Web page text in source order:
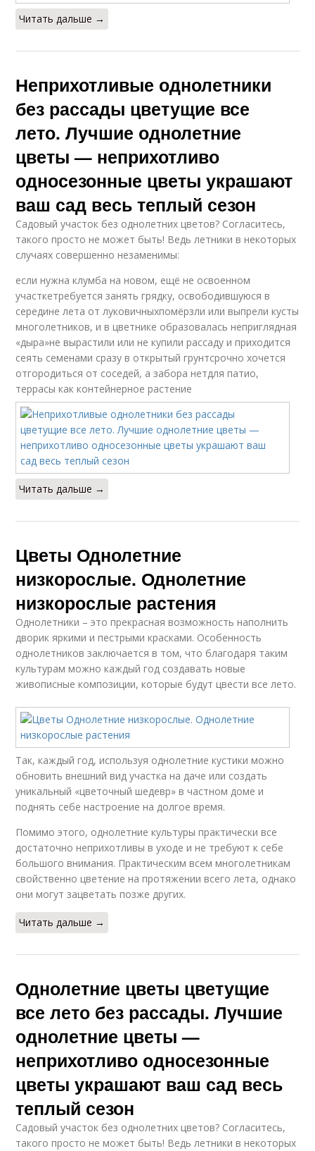
Читать дальше →
Неприхотливые однолетники
без рассады цветущие все
лето. Лучшие однолетние
цветы — неприхотливо
односезонные цветы украшают
ваш сад весь теплый сезон
Садовый участок без однолетних цветов? Согласитесь,
такого просто не может быть! Ведь летники в некоторых
случаях совершенно незаменимы:
если нужна клумба на новом, ещё не освоенном
участкетребуется занять грядку, освободившуюся в
середине лета от луковичныхпомёрзли или выпрели кусты
многолетников, и в цветнике образовалась неприглядная
«дыра»не вырастили или не купили рассаду и приходится
сеять семенами сразу в открытый грунтсрочно хочется
отгородиться от соседей, а забора нетдля патио,
террасы как контейнерное растение
Читать дальше →
Цветы Однолетние
низкорослые. Однолетние
низкорослые растения
Однолетники – это прекрасная возможность наполнить
дворик яркими и пестрыми красками. Особенность
однолетников заключается в том, что благодаря таким
культурам можно каждый год создавать новые
живописные композиции, которые будут цвести все лето.
Так, каждый год, используя однолетние кустики можно
обновить внешний вид участка на даче или создать
уникальный «цветочный шедевр» в частном доме и
поднять себе настроение на долгое время.
Помимо этого, однолетние культуры практически все
достаточно неприхотливы в уходе и не требуют к себе
большого внимания. Практическим всем многолетникам
свойственно цветение на протяжении всего лета, однако
они могут зацветать позже других.
Читать дальше →
Однолетние цветы цветущие
все лето без рассады. Лучшие
однолетние цветы —
неприхотливо односезонные
цветы украшают ваш сад весь
теплый сезон
Садовый участок без однолетних цветов? Согласитесь,
такого просто не может быть! Ведь летники в некоторых